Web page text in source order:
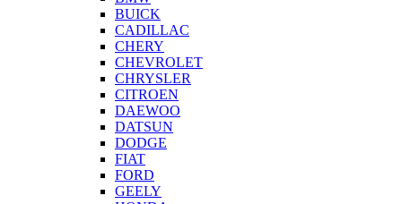
BUICK
CADILLAC
CHERY
CHEVROLET
CHRYSLER
CITROEN
DAEWOO
DATSUN
DODGE
FIAT
FORD
GEELY